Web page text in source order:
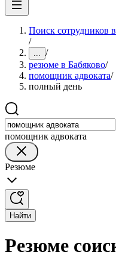
Поиск сотрудников
/
... /
резюме в Бабяково/
помощник адвоката/
полный день
помощник адвоката
Резюме
Найти
Резюме